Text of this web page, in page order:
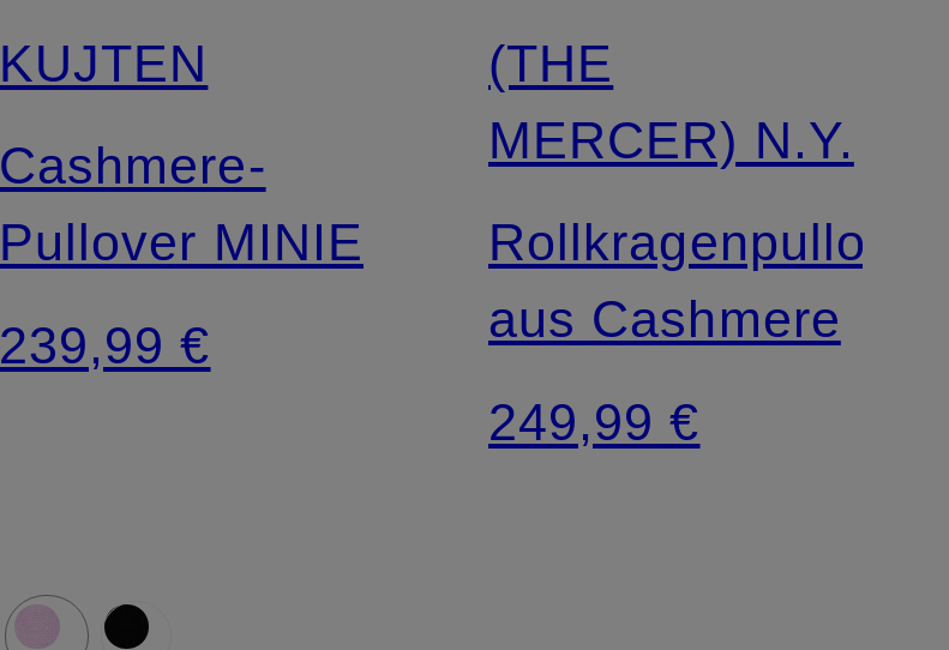
KUJTEN
Cashmere-
Pullover MINIE
239,99 €
(THE
MERCER) N.Y.
Rollkragenpullover
aus Cashmere
249,99 €